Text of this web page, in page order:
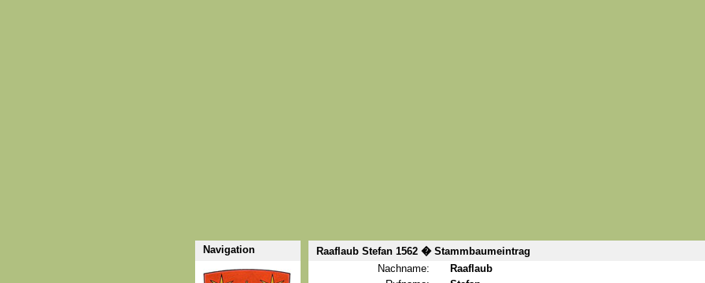
Navigation Raaflaub Stefan 1562 � Stammbaumeintrag
Nachname:
Raaflaub